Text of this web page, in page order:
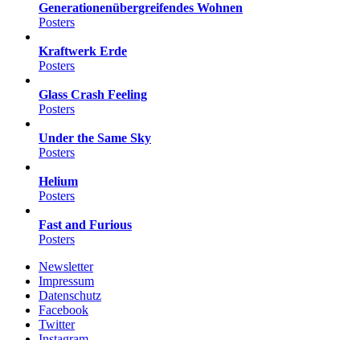
Generationenübergreifendes Wohnen
Posters
Kraftwerk Erde
Posters
Glass Crash Feeling
Posters
Under the Same Sky
Posters
Helium
Posters
Fast and Furious
Posters
Newsletter
Impressum
Datenschutz
Facebook
Twitter